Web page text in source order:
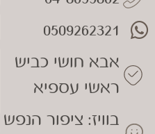
0509262321
אבא חושי כביש
ראשי עספיא
בוויז: ציפור הנפש